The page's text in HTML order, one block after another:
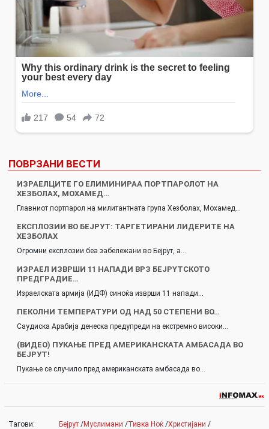
ПОВРЗАНИ ВЕСТИ
ИЗРАЕЛЦИТЕ ГО ЕЛИМИНИРАА ПОРТПАРОЛОТ НА
ХЕЗБОЛАХ, МОХАМЕД…
Главниот портпарол на милитантната група Хезболах, Мохамед…
EКCПЛОЗИИ ВО БЕЈРУТ: ТАРГЕТИРАНИ ЛИДЕРИТЕ НА
XЕЗБОЛАX
Огромни експлозии беа забележани во Бејрут, а…
ИЗPАЕЛ ИЗВPШИ 11 НАПАДИ ВРЗ БЕЈPYТCКОТО
ПРЕДГPАДИЕ…
Израелската армија (ИДФ) синоќа изврши 11 напади…
ПЕКОЛНИ ТЕМПЕРАТУРИ ОД НАД 50 СТЕПЕНИ ВО…
Саудиска Арабија денеска предупреди на екстремно високи…
(ВИДЕО) ПУКАЊЕ ПРЕД АМЕРИКАНСКАТА АМБАСАДА ВО
БЕЈРУТ!
Пукање се случило пред американската амбасада во…
Тагови: Бејрут /Муслимани /Тивка Ноќ /Христијани /